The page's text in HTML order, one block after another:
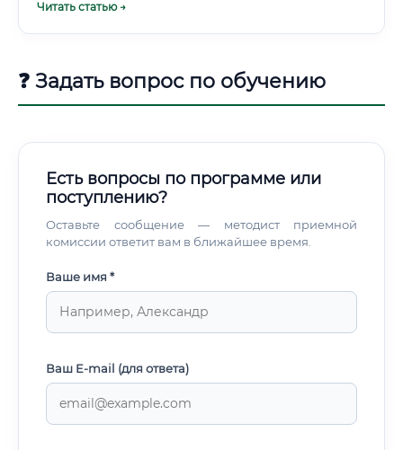
Читать статью →
❓ Задать вопрос по обучению
Есть вопросы по программе или
поступлению?
Оставьте сообщение — методист приемной
комиссии ответит вам в ближайшее время.
Ваше имя *
Ваш E-mail (для ответа)